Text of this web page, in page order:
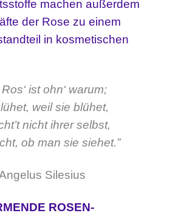
machen außerdem
der Rose zu einem
in kosmetischen
Ros‘ ist ohn‘ warum;
weil sie blühet,
nicht ihrer selbst,
ob man sie siehet.”
Silesius
ROSEN-